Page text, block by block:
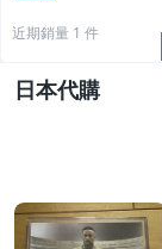
近期銷量 1 件
日本代購